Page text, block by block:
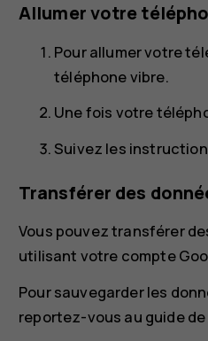
Allumer votre
Pour allumer votre
téléphone vibre.
Une fois votre
Suivez les
Transférer des
Vous pouvez transférer
utilisant votre compte
Pour sauvegarder les
reportez-vous au guide